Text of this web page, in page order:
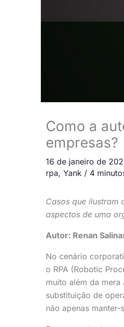
Como a
empresas?
16 de janeiro de
rpa, Yank / 4
Casos que ilustram
aspectos de uma
Autor: Renan
No cenário
o RPA (Robotic
muito além da
substituição de
não apenas